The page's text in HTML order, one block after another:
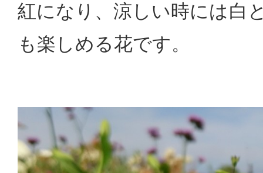
紅になり、涼しい時には白
も楽しめる花です。